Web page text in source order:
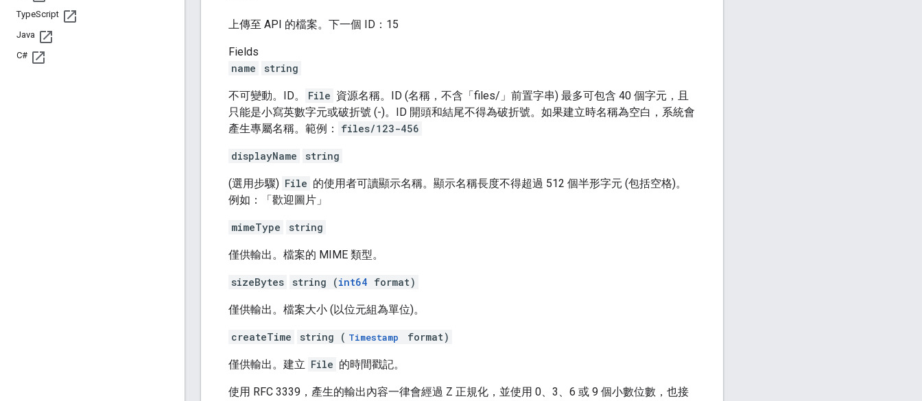
TypeScript
Java
C#
上傳至 API 的檔案。下一個 ID：15
Fields
name
string
不可變動。ID。 File 資源名稱。ID (名稱，不含「files/」前置字串) 最多可包含 40 個字元，且
只能是小寫英數字元或破折號 (-)。ID 開頭和結尾不得為破折號。如果建立時名稱為空白，系統會
產生專屬名稱。範例：
files/123-456
displayName string
(選用步驟) File 的使用者可讀顯示名稱。顯示名稱長度不得超過 512 個半形字元 (包括空格)。
例如：「歡迎圖片」
mimeType string
僅供輸出。檔案的 MIME 類型。
sizeBytes string (int64 format)
僅供輸出。檔案大小 (以位元組為單位)。
createTime string ( Timestamp format)
僅供輸出。建立 File 的時間戳記。
使用 RFC 3339，產生的輸出內容一律會經過 Z 正規化，並使用 0、3、6 或 9 個小數位數，也接